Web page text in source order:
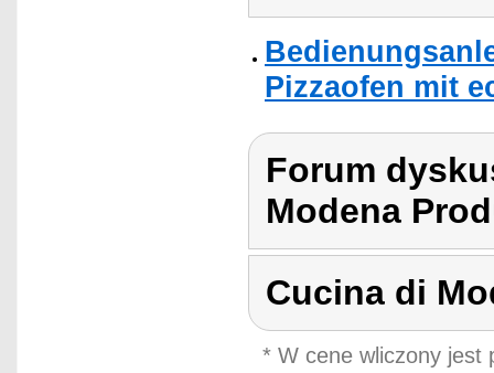
Pizzaofen mit
Forum
Modena
Cucina di
* W cene wliczony jest